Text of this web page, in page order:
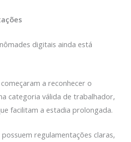
digitais ainda está
começaram a reconhecer o
categoria válida de trabalhador,
facilitam a estadia prolongada.
regulamentações claras,